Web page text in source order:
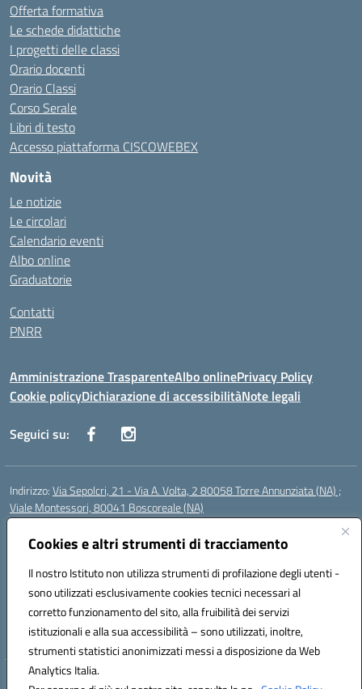
Cookies e altri strumenti di tracciamento
Il nostro Istituto non utilizza strumenti di profilazione degli utenti -
sono utilizzati esclusivamente cookies tecnici necessari al
corretto funzionamento del sito, alla fruibilità dei servizi
istituzionali e alla sua accessibilità – sono utilizzati, inoltre,
strumenti statistici anonimizzati messi a disposizione da Web
Analytics Italia.
Offerta formativa
Le schede didattiche
I progetti delle classi
Orario docenti
Orario Classi
Corso Serale
Libri di testo
Accesso piattaforma CISCOWEBEX
Novità
Le notizie
Le circolari
Calendario eventi
Albo online
Graduatorie
Contatti
PNRR
Amministrazione TrasparenteAlbo onlinePrivacy Policy
Cookie policyDichiarazione di accessibilitàNote legali
Seguici su:
Indirizzo:Via Sepolcri, 21 - Via A. Volta, 2 80058 Torre Annunziata (NA) ;
Viale Montessori, 80041 Boscoreale (NA)
Centralino:
Posta elettronica certificata (PEC):nais04100b@pec.istruzione.it
Codice fiscale: 82008750638
Codice meccanografico:NAIS04100B
Codice Indice delle Pubbliche Amministrazioni (IPA): istsc_nais04100b
Codice unico di fatturazione (CUF): UFELOU
Hosting & Powered by 3D Solution S.r.l.